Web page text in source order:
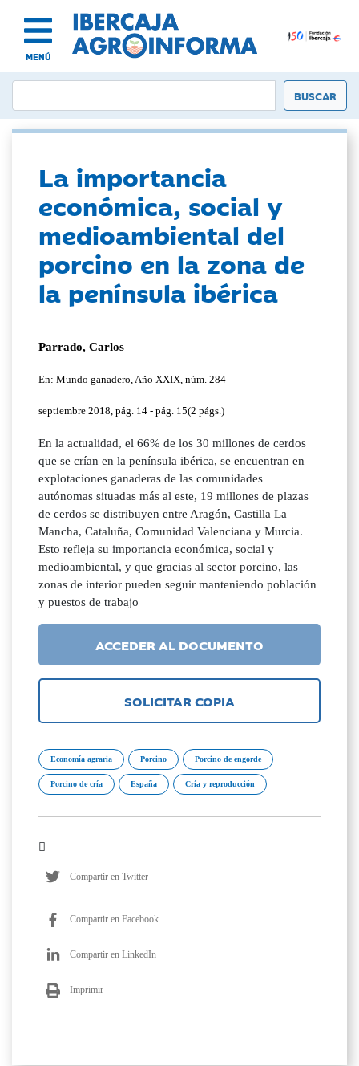
MENÚ
La importancia
económica, social y
medioambiental del
porcino en la zona de
la península ibérica
Parrado, Carlos
En: Mundo ganadero, Año XXIX, núm. 284
septiembre 2018, pág. 14 - pág. 15(2 págs.)
En la actualidad, el 66% de los 30 millones de cerdos
que se crían en la península ibérica, se encuentran en
explotaciones ganaderas de las comunidades
autónomas situadas más al este, 19 millones de plazas
de cerdos se distribuyen entre Aragón, Castilla La
Mancha, Cataluña, Comunidad Valenciana y Murcia.
Esto refleja su importancia económica, social y
medioambiental, y que gracias al sector porcino, las
zonas de interior pueden seguir manteniendo población
y puestos de trabajo
ACCEDER AL DOCUMENTO
SOLICITAR COPIA
Economía agraria Porcino Porcino de engorde
Porcino de cría España Cría y reproducción
Compartir en Twitter
Compartir en Facebook
Compartir en LinkedIn
Imprimir